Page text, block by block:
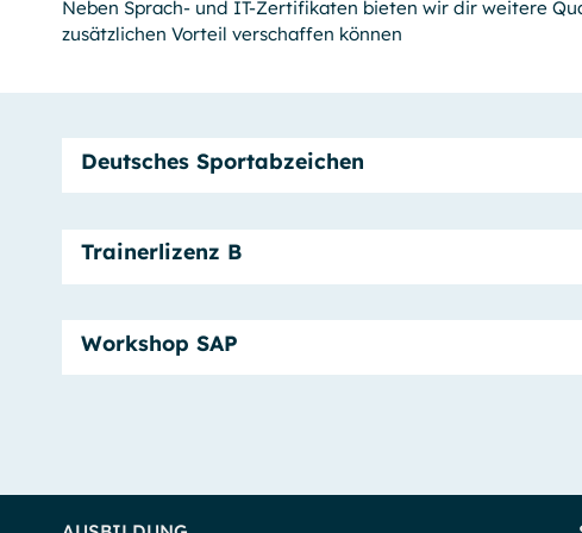
Neben Sprach- und IT-Zertifikaten bieten wir dir weitere
zusätzlichen Vorteil verschaffen können
Deutsches Sportabzeichen
Trainerlizenz B
Workshop SAP